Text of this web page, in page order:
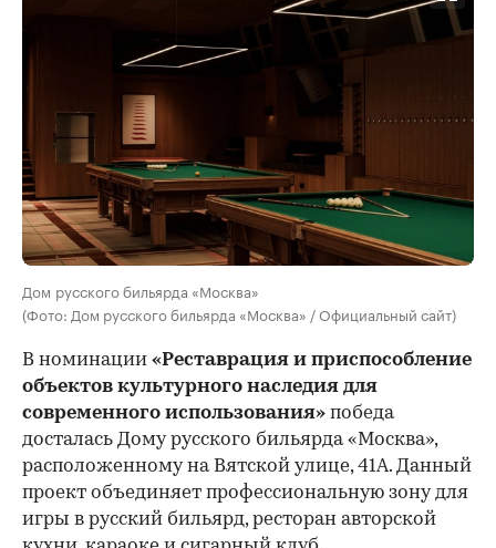
Дом русского бильярда «Москва»
(Фото: Дом русского бильярда «Москва» / Официальный сайт)
В номинации «Реставрация и приспособление
объектов культурного наследия для
современного использования» победа
досталась Дому русского бильярда «Москва»,
расположенному на Вятской улице, 41А. Данный
проект объединяет профессиональную зону для
игры в русский бильярд, ресторан авторской